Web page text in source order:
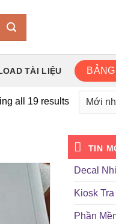
TÀI LIỆU
all 19 results
TIN
Decal
Kiosk
Phần